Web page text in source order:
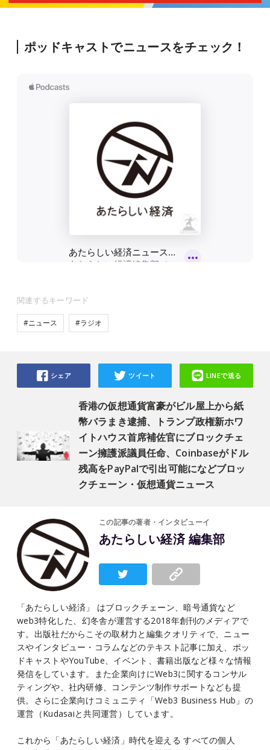
ポッドキャストでニュースをチェック！
関連するキーワード
#ニュース #ラジオ
香港の仮想通貨富豪がビル屋上から紙
幣バラまき逮捕、トランプ政権新ホワ
イトハウス首席補佐官にブロックチェ
ーン擁護派議員任命、Coinbaseがドル
残高をPayPalで引出可能になどブロッ
クチェーン・仮想通貨ニュース
シェア ツイート LINEで送る
この記事の著者・インタビューイ
あたらしい経済 編集部
「あたらしい経済」 はブロックチェーン、暗号通貨など
web3特化した、幻冬舎が運営する2018年創刊のメディアで
す。出版社だからこその取材力と編集クオリティで、ニュー
スやインタビュー・コラムなどのテキスト記事に加え、ポッ
ドキャストやYouTube、イベント、書籍出版など様々な情報
発信をしています。また企業向けにWeb3に関するコンサル
ティングや、社内研修、コンテンツ制作サポートなども提
供。さらに企業向けコミュニティ「Web3 Business Hub」の
運営（Kudasaiと共同運営）しています。
これから「あたらしい経済」時代を迎える すべての個人